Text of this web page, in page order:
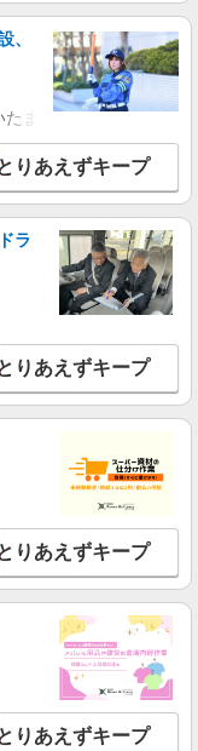
240,000円」※月収例
異なります。
区銀座6-10-1
詳細を見る
NEW
※経験・能力による
詳細を見る
NEW
円」※月収例は一
ります。
高輪2丁目21－2
詳細を見る
NEW
、
ま市岩槻区・久喜市・
りあえずキープ
ラ
りあえずキープ
りあえずキープ
りあえずキープ